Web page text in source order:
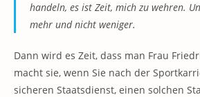
handeln, es ist Zeit, mich zu wehren.
mehr und nicht weniger.
Dann wird es Zeit, dass man Frau
macht sie, wenn Sie nach der
sicheren Staatsdienst, einen solchen